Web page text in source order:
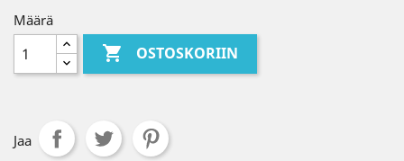
Määrä
 OSTOSKORIIN
Jaa